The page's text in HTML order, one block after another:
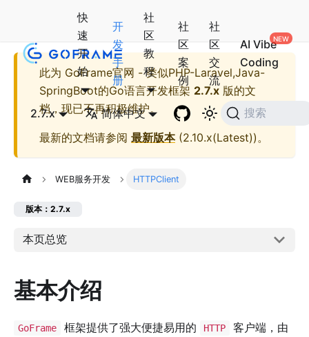
快
速
开
始
开
发
手
册
社
区
教
程
社
区
案
例
社
区
交
流
AI Vibe
Coding
2.7.x 简体中文 搜索
此为 GoFrame官网 - 类似PHP-Laravel,Java-
SpringBoot的Go语言开发框架 2.7.x 版的文
档，现已不再积极维护。
最新的文档请参阅 最新版本(2.10.x(Latest))。
WEB服务开发 HTTPClient
版本：2.7.x
本页总览
基本介绍
GoFrame 框架提供了强大便捷易用的 HTTP 客户端，由